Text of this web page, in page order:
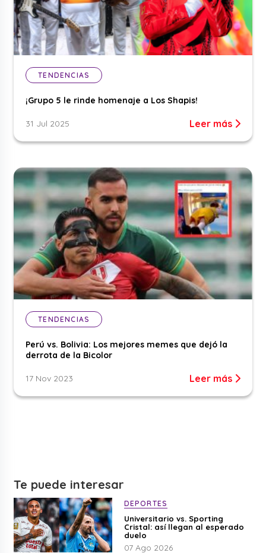
TENDENCIAS
¡Grupo 5 le rinde homenaje a Los Shapis!
31 Jul 2025 Leer más
TENDENCIAS
Perú vs. Bolivia: Los mejores memes que dejó la
derrota de la Bicolor
17 Nov 2023 Leer más
Te puede interesar
DEPORTES
Universitario vs. Sporting
Cristal: así llegan al esperado
duelo
07 Ago 2026